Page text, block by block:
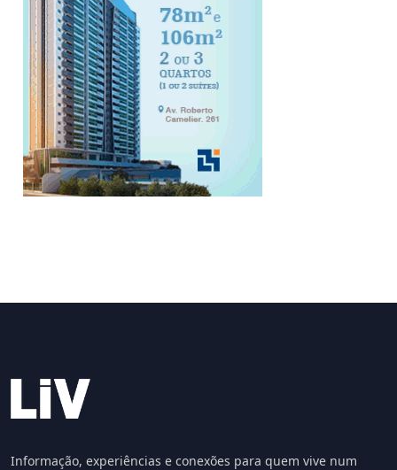
Informação, experiências e conexões para quem vive num